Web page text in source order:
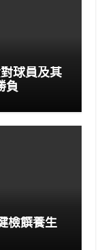
球員及其
負
檢饌養生